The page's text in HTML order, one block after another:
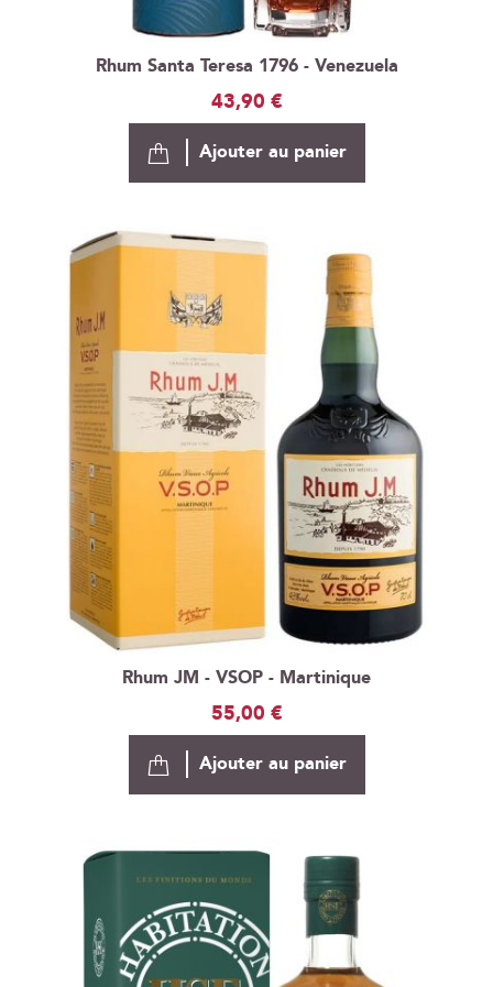
Rhum Santa Teresa 1796 - Venezuela
43,90 €
Ajouter au panier
Rhum JM - VSOP - Martinique
55,00 €
Ajouter au panier